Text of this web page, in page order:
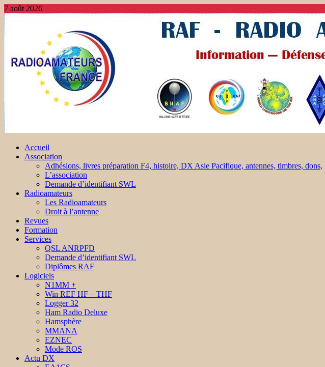
7 août 2026
Accueil
Association
Adhésions, livres préparation F4, histoire, DX Asie Pacifique, antennes, timbres, dons,
L’association
Demande d’identifiant SWL
Radioamateurs
Les Radioamateurs
Droit à l’antenne
Revues
Formation
Services
QSL ANRPFD
Demande d’identifiant SWL
Diplômes RAF
Logiciels
N1MM +
Win REF HF – THF
Logger 32
Ham Radio Deluxe
Hamsphère
MMANA
EZNEC
Mode ROS
Actu DX